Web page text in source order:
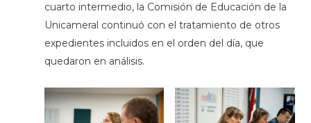
cuarto intermedio, la Comisión de Educación de la
Unicameral continuó con el tratamiento de otros
expedientes incluidos en el orden del día, que
quedaron en análisis.